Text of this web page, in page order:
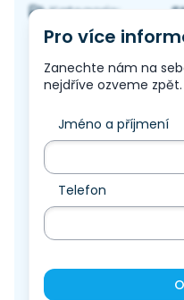
Kategorie:
Pro více
Zanechte nám na
nejdříve ozveme zpět.
Jméno a příjmení
Telefon